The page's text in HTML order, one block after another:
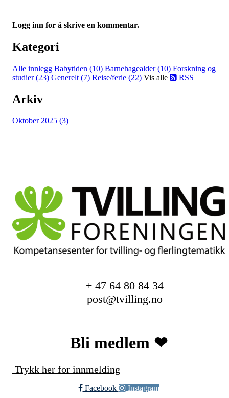
Logg inn for å skrive en kommentar.
Kategori
Alle innlegg Babytiden (10) Barnehagealder (10) Forskning og
studier (23) Generelt (7) Reise/ferie (22) Vis alle RSS
Arkiv
Oktober 2025 (3)
+ 47 64 80 84 34
post@tvilling.no
Bli medlem ❤︎
Trykk her for innmelding
Facebook Instagram